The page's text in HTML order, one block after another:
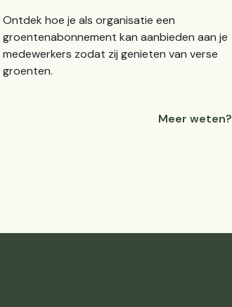
Ontdek hoe je als organisatie een
groentenabonnement kan aanbieden aan je
medewerkers zodat zij genieten van verse
groenten.
Meer weten?